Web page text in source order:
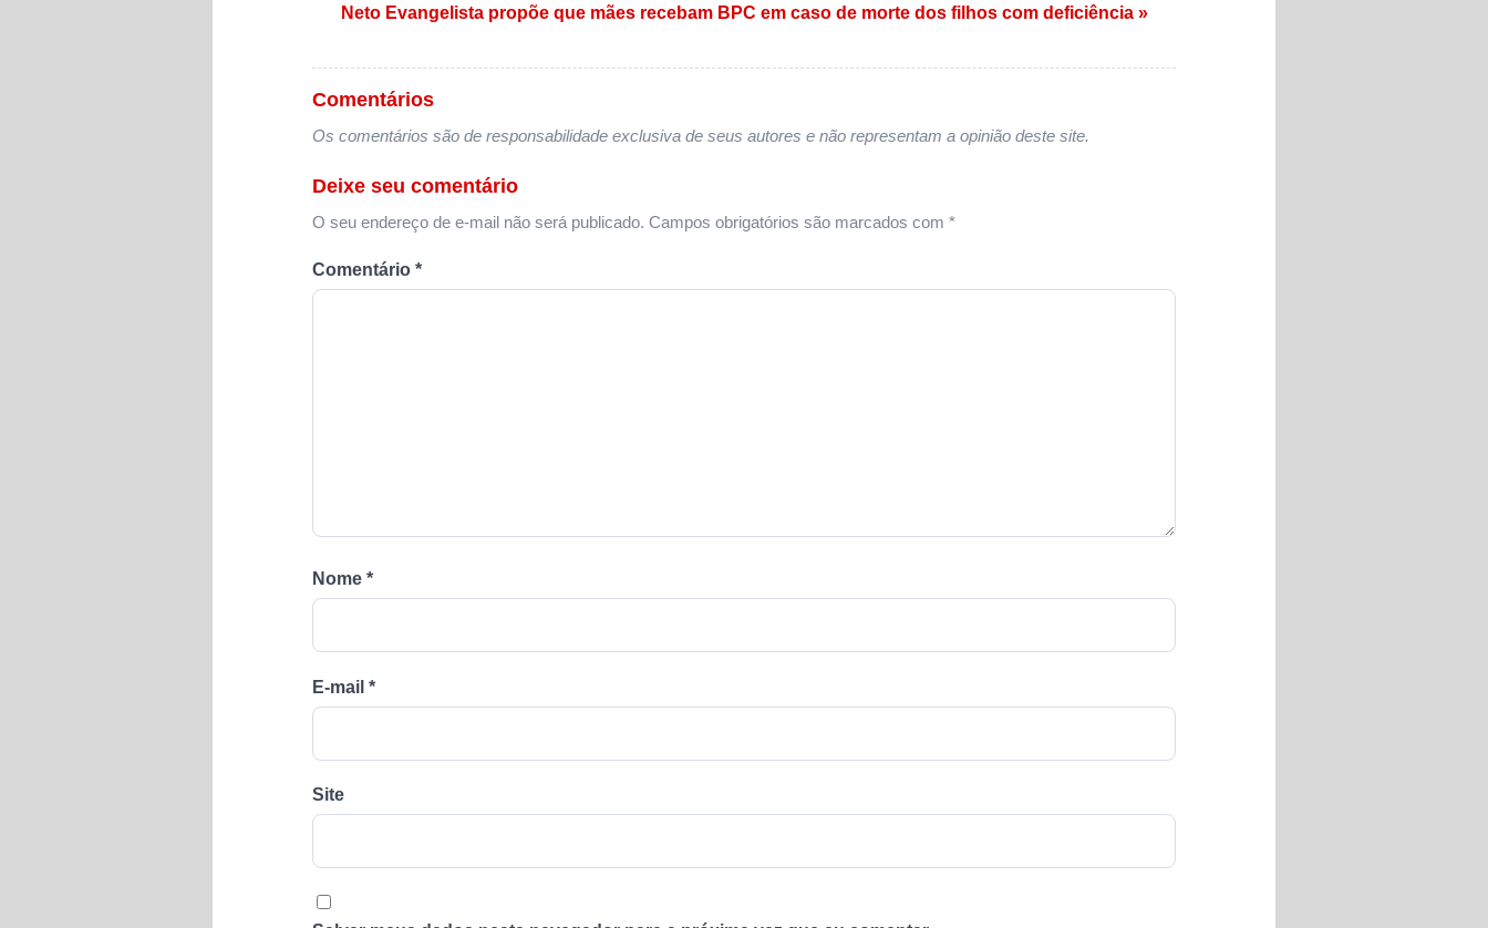
Neto Evangelista propõe que mães recebam BPC em caso de morte dos filhos com deficiência »
Comentários
Os comentários são de responsabilidade exclusiva de seus autores e não representam a opinião deste site.
Deixe seu comentário
O seu endereço de e-mail não será publicado. Campos obrigatórios são marcados com *
Comentário *
Nome *
E-mail *
Site